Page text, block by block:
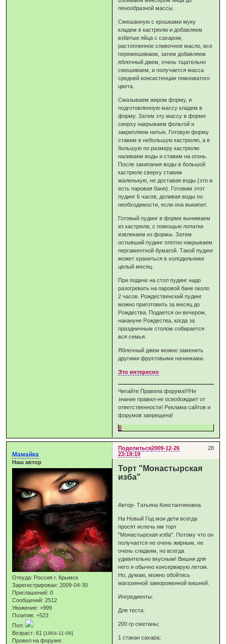
пенообразной массы.
Смешанную с крошками муку
кладем в кастрюлю и добавляем
взбитые яйца с сахаром,
растопленное сливочное масло, все
перемешиваем, затем добавляем
яблочный джем, очень тщательно
смешиваем, и получается масса
средней консистенции темноватого
цвета.
Смазываем жиром форму, и
подготовленную массу кладем в
форму. Затем эту массу в форме
сверху накрываем фольгой и
закрепляем нитью. Готовую форму
ставим в небольшую кастрюлю, а в
большую по размеру кастрюлю
наливаем воды и ставим на огонь.
После закипания воды в большой
кастрюле сверху ставим
маленькую, не доставая воды (это и
есть паровая баня). Готовим этот
пудинг 6 часов, доливая воды по
необходимости, если она выкипит.
Готовый пудинг в форме вынимаем
из кастрюли, с помощью лопатки
извлекаем из формы. Затем
остывший пудинг плотно накрываем
пергаментной бумагой. Такой пудинг
может храниться в холодильнике
целый месяц.
При подаче на стол пудинг надо
разогревать на паровой бане около
2 часов. Рождественский пудинг
можно приготовить за месяц до
Рождества. Подается он вечером,
накануне Рождества, когда за
праздничным столом собирается
вся семья.
Яблочный джем можно заменить
другими фруктовыми начинками.
Это интересно
Читайте Правила форума!!!Не
знание правил-не освобождает от
ответственности! Реклама сайтов и
форумов запрещена!
0
Поделиться 28
2009-12-26
23:19:19
Мамайка
Наш автор
Откуда: Россия г. Крымск
Зарегистрирован: 2009-04-30
Приглашений: 0
Сообщений: 2512
Уважение: +999
Позитив: +523
Пол:
Возраст: 61[1964-11-06]
Провел на форуме:
Торт "Монастырская
изба"
Автор- Татьяна Константиновна
На Новый Год мои дети всегда
просят испечь им торт
"Монастырская изба". Потому что он
получается не очень жирным, не
очень сладким, но всегда
удивительно вкусным! Вишни для
него я обычно консервирую летом.
Но, думаю, можно обойтись
магазинной замороженной вишней.
Ингредиенты:
Для теста:
200 гр сметаны;
1 стакан сахара;